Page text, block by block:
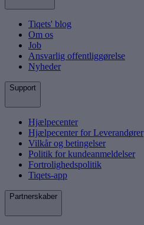
Tiqets' blog
Om os
Job
Ansvarlig offentliggørelse
Nyheder
Support
Hjælpecenter
Hjælpecenter for Leverandører
Vilkår og betingelser
Politik for kundeanmeldelser
Fortrolighedspolitik
Tiqets-app
Partnerskaber